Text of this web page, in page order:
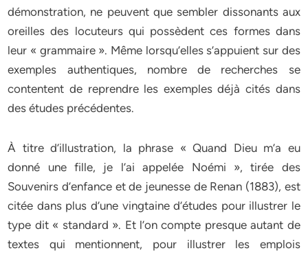
démonstration, ne peuvent que sembler dissonants aux
oreilles des locuteurs qui possèdent ces formes dans
leur « grammaire ». Même lorsqu’elles s’appuient sur des
exemples authentiques, nombre de recherches se
contentent de reprendre les exemples déjà cités dans
des études précédentes.
À titre d’illustration, la phrase « Quand Dieu m’a eu
donné une fille, je l’ai appelée Noémi », tirée des
Souvenirs d’enfance et de jeunesse de Renan (1883), est
citée dans plus d’une vingtaine d’études pour illustrer le
type dit « standard ». Et l’on compte presque autant de
textes qui mentionnent, pour illustrer les emplois